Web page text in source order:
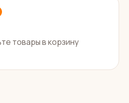
товары в корзину